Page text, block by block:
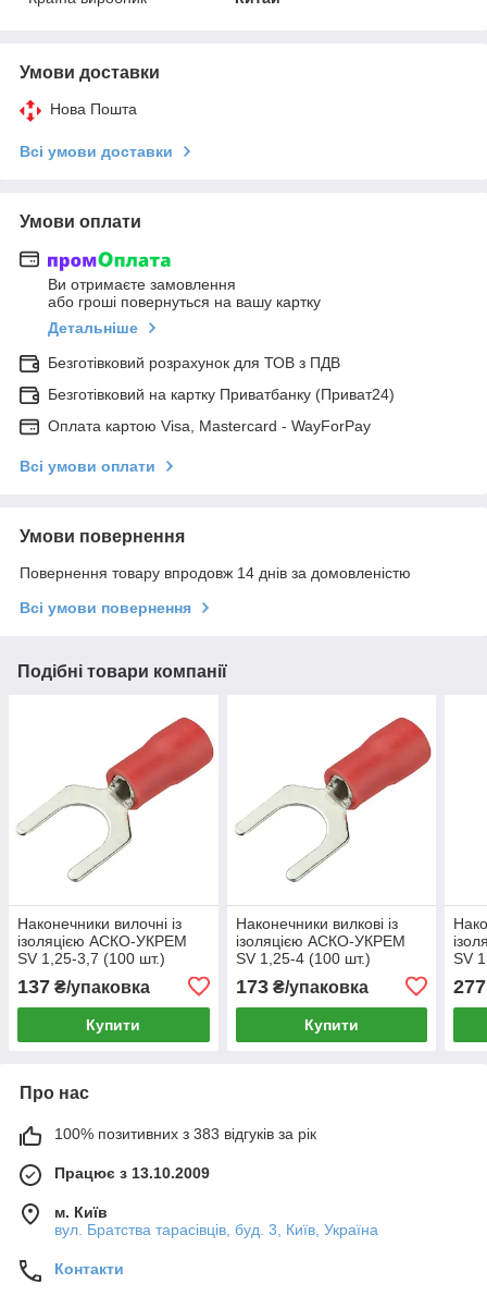
Умови доставки
Нова Пошта
Всі умови доставки
Умови оплати
Ви отримаєте замовлення
або гроші повернуться на вашу картку
Детальніше
Безготівковий розрахунок для ТОВ з ПДВ
Безготівковий на картку Приватбанку (Приват24)
Оплата картою Visa, Mastercard - WayForPay
Всі умови оплати
Умови повернення
Повернення товару впродовж 14 днів за домовленістю
Всі умови повернення
Подібні товари компанії
Наконечники вилочні із
ізоляцією АСКО-УКРЕМ
SV 1,25-3,7 (100 шт.)
(A0060040033)
137 ₴/упаковка
Купити
Наконечники вилкові із
ізоляцією АСКО-УКРЕМ
SV 1,25-4 (100 шт.)
(A0060040001)
173₴/упаковка
Купити
SV
277
Про нас
100% позитивних з 383 відгуків за рік
Працює з 13.10.2009
м. Київ
вул. Братства тарасівців, буд. 3, Київ, Україна
Контакти